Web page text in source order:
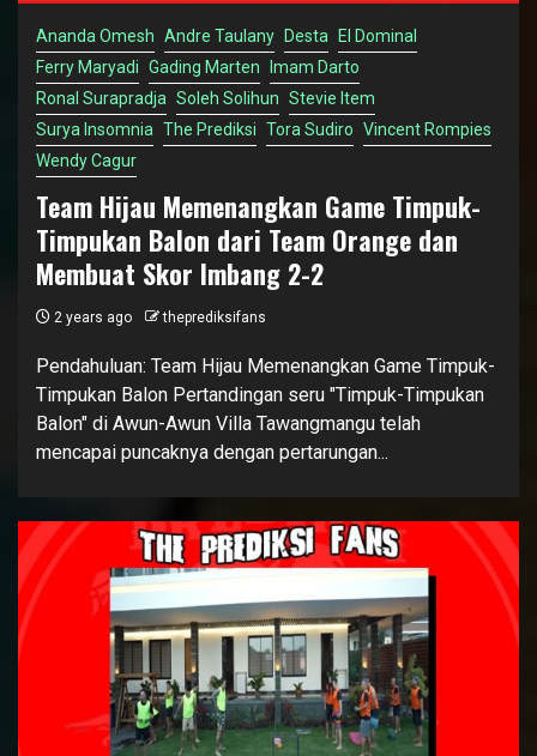
Ananda Omesh Andre Taulany Desta
El Dominal
Ferry Maryadi Gading Marten
Imam Darto
Ronal Surapradja Soleh Solihun Stevie Item
Surya Insomnia The Prediksi Tora Sudiro Vincent Rompies
Wendy Cagur
Team Hijau Memenangkan Game Timpuk-
Timpukan Balon dari Team Orange dan
Membuat Skor Imbang 2-2
2 years ago theprediksifans
Pendahuluan: Team Hijau Memenangkan Game Timpuk-
Timpukan Balon Pertandingan seru "Timpuk-Timpukan
Balon" di Awun-Awun Villa Tawangmangu telah
mencapai puncaknya dengan pertarungan...